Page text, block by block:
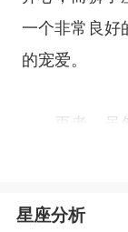
一个非常良好
的宠爱。
再者，虽然
子主义，但
有很多朋友，
星座分析